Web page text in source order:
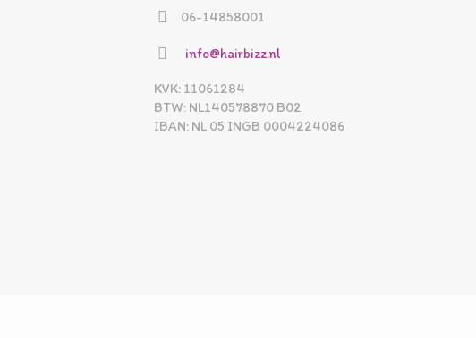
06-14858001
info@hairbizz.nl
KVK: 11061284
BTW: NL140578870 B02
IBAN: NL 05 INGB 0004224086